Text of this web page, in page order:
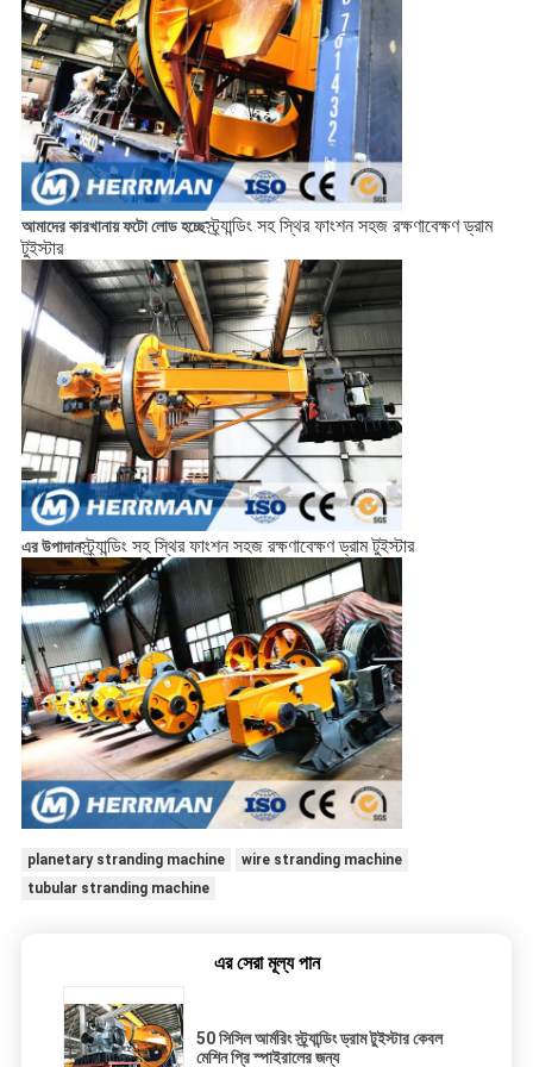
আমাদের কারখানায় ফটো লোড হচ্ছেস্ট্র্যান্ডিং সহ স্থির ফাংশন সহজ রক্ষণাবেক্ষণ ড্রাম
টুইস্টার
এর উপাদানস্ট্র্যান্ডিং সহ স্থির ফাংশন সহজ রক্ষণাবেক্ষণ ড্রাম টুইস্টার
planetary stranding machine
wire stranding machine
tubular stranding machine
এর সেরা মূল্য পান
50 সিসিল আর্মরিং স্ট্র্যান্ডিং ড্রাম টুইস্টার কেবল
মেশিন প্রি স্পাইরালের জন্য